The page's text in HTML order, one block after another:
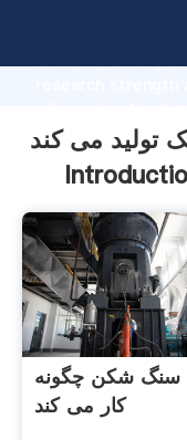
Grasping strong
the value and
می کند
شکن چگونه
کار می کند